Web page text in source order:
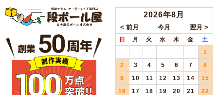
2026年8月
日 月 火 水 木 金
土
1
2
3 4 5 6 7
8
9
10 11 12 13 14
15
16
17 18 19 20 21
22